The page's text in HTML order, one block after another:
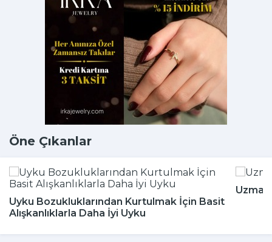
Öne Çıkanlar
Uyku Bozukluklarından Kurtulmak İçin Basit
Alışkanlıklarla Daha İyi Uyku